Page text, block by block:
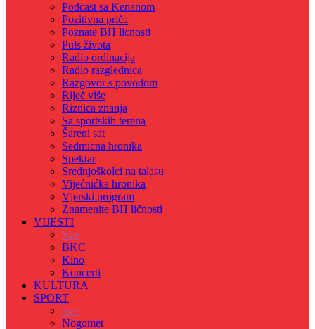
Podcast sa Kenanom
Pozitivna priča
Poznate BH licnosti
Puls života
Radio ordinacija
Radio razglednica
Razgovor s povodom
Riječ više
Riznica znanja
Sa sportskih terena
Šareni sat
Sedmicna hronika
Spektar
Srednjoškolci na talasu
Vijećnićka hronika
Vjerski program
Znamenite BH ličnosti
VIJESTI
Sve
BKC
Kino
Koncerti
KULTURA
SPORT
Sve
Nogomet